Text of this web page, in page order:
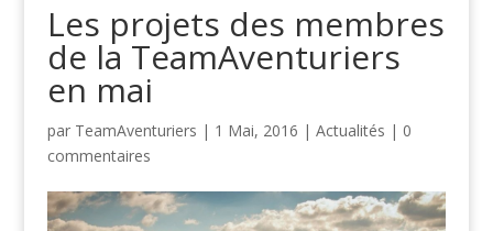
Les projets des membres
de la TeamAventuriers
en mai
par TeamAventuriers | 1 Mai, 2016 | Actualités | 0
commentaires